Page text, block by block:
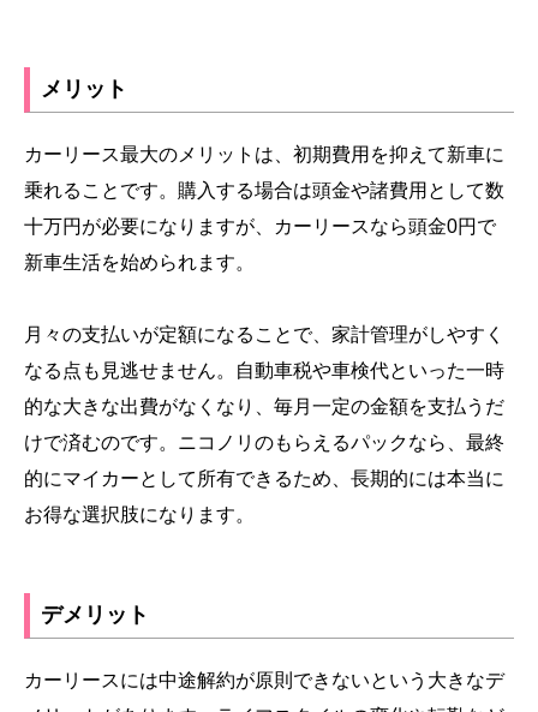
メリット
カーリース最大のメリットは、初期費用を抑えて新車に
乗れることです。購入する場合は頭金や諸費用として数
十万円が必要になりますが、カーリースなら頭金0円で
新車生活を始められます。
月々の支払いが定額になることで、家計管理がしやすく
なる点も見逃せません。自動車税や車検代といった一時
的な大きな出費がなくなり、毎月一定の金額を支払うだ
けで済むのです。ニコノリのもらえるパックなら、最終
的にマイカーとして所有できるため、長期的には本当に
お得な選択肢になります。
デメリット
カーリースには中途解約が原則できないという大きなデ